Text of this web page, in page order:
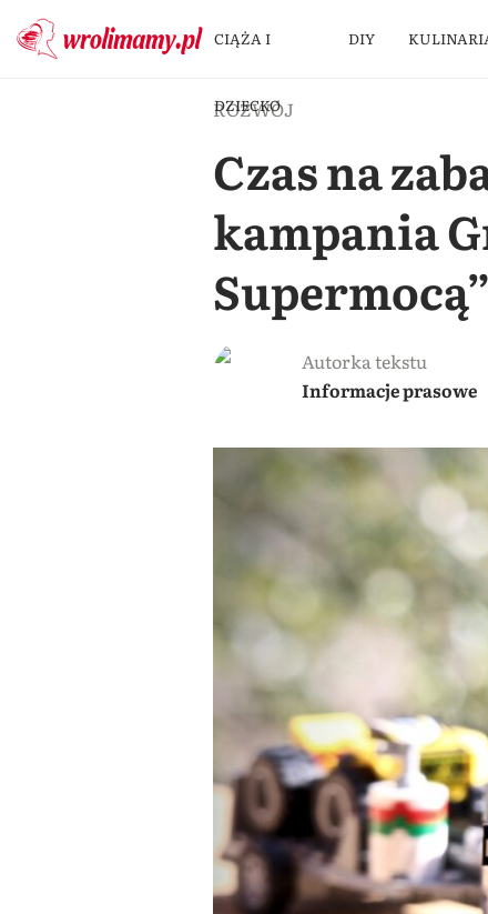
CIĄŻA I
DZIECKO
DIY
ROZWÓJ
Czas na
kampania
Supermocą”
Autorka tekstu
Informacje prasowe